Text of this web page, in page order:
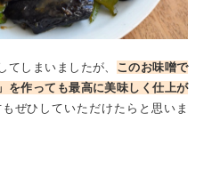
てしまいましたが、 このお味噌で
を作っても最高に美味しく仕上が
ぜひしていただけたらと思いま